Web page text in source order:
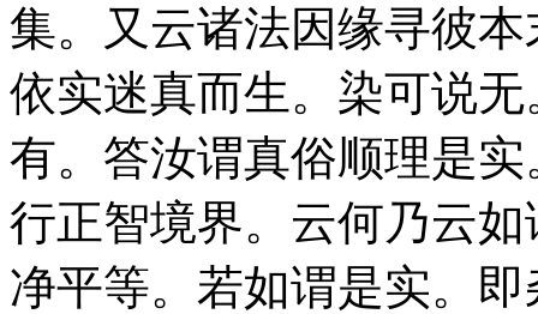
集。又云诸法因缘寻彼
依实迷真而生。染可说
有。答汝谓真俗顺理是
行正智境界。云何乃云
净平等。若如谓是实。